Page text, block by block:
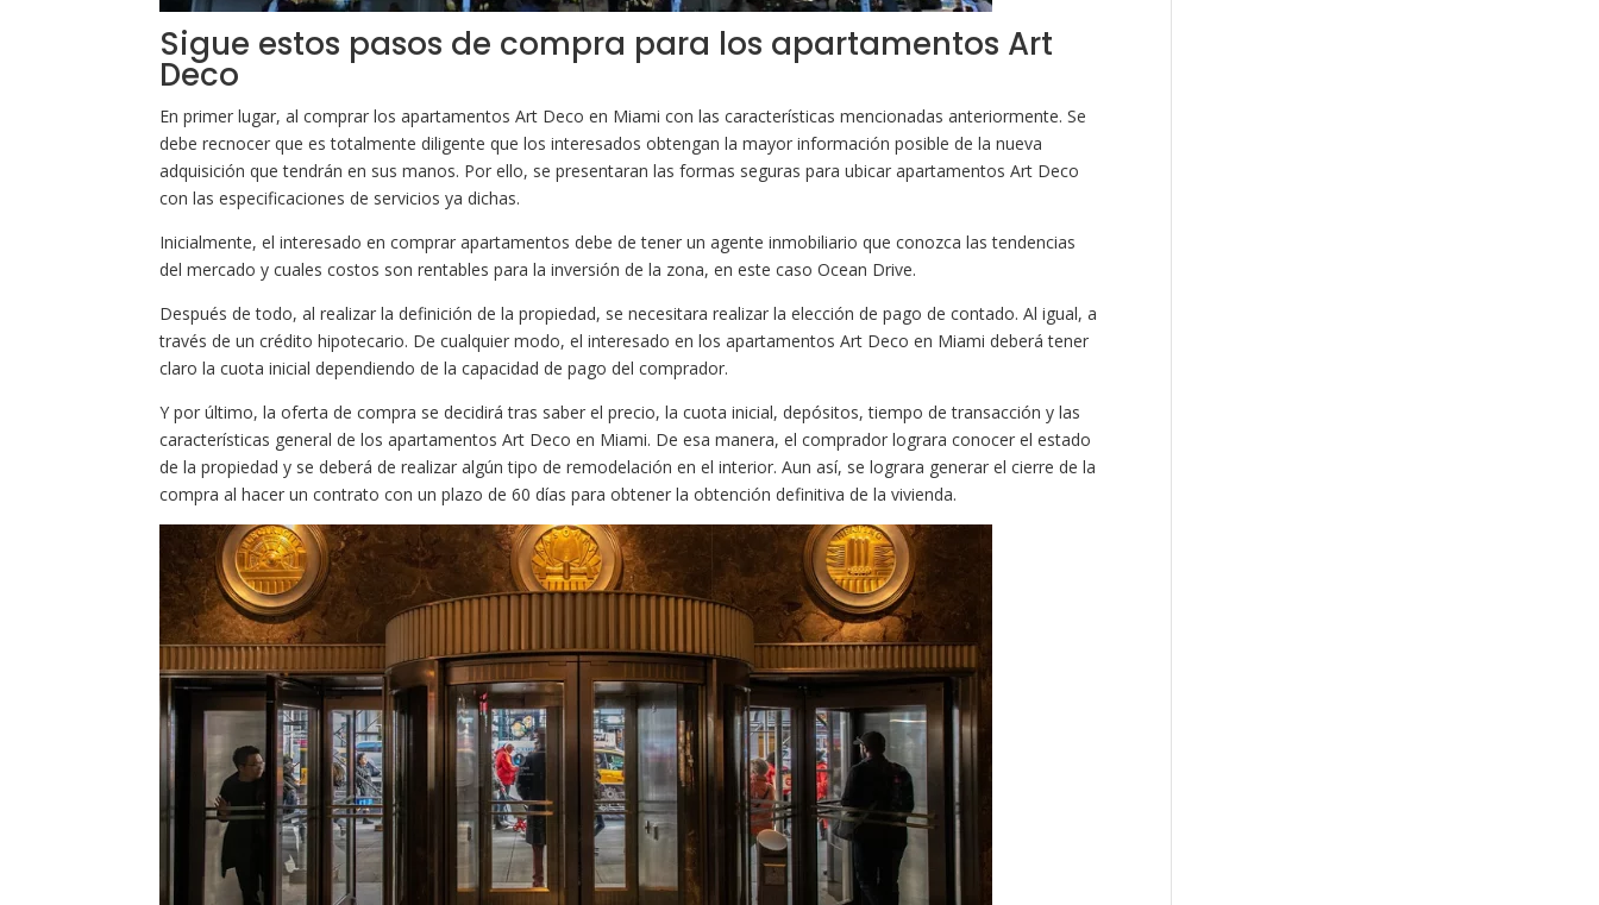
Sigue estos pasos de compra para los apartamentos Art
Deco
En primer lugar, al comprar los apartamentos Art Deco en Miami con las características mencionadas anteriormente. Se
debe recnocer que es totalmente diligente que los interesados obtengan la mayor información posible de la nueva
adquisición que tendrán en sus manos. Por ello, se presentaran las formas seguras para ubicar apartamentos Art Deco
con las especificaciones de servicios ya dichas.
Inicialmente, el interesado en comprar apartamentos debe de tener un agente inmobiliario que conozca las tendencias
del mercado y cuales costos son rentables para la inversión de la zona, en este caso Ocean Drive.
Después de todo, al realizar la definición de la propiedad, se necesitara realizar la elección de pago de contado. Al igual, a
través de un crédito hipotecario. De cualquier modo, el interesado en los apartamentos Art Deco en Miami deberá tener
claro la cuota inicial dependiendo de la capacidad de pago del comprador.
Y por último, la oferta de compra se decidirá tras saber el precio, la cuota inicial, depósitos, tiempo de transacción y las
características general de los apartamentos Art Deco en Miami. De esa manera, el comprador lograra conocer el estado
de la propiedad y se deberá de realizar algún tipo de remodelación en el interior. Aun así, se lograra generar el cierre de la
compra al hacer un contrato con un plazo de 60 días para obtener la obtención definitiva de la vivienda.